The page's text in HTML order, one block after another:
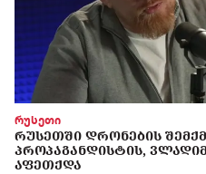
რუსეთი
ᲠᲣᲡᲔᲗᲨᲘ ᲓᲠᲝᲜᲔᲑᲘᲡ
ᲞᲠᲝᲞᲐᲒᲐᲜᲓᲘᲡᲢᲘᲡ,
ᲐᲤᲔᲗᲥᲓᲐ